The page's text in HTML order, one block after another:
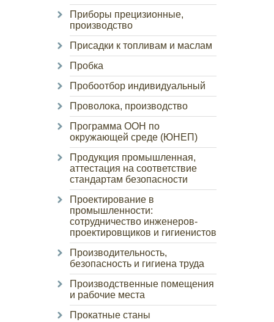
Приборы прецизионные,
производство
Присадки к топливам и маслам
Пробка
Пробоотбор индивидуальный
Проволока, производство
Программа ООН по
окружающей среде (ЮНЕП)
Продукция промышленная,
аттестация на соответствие
стандартам безопасности
Проектирование в
промышленности:
сотрудничество инженеров-
проектировщиков и гигиенистов
Производительность,
безопасность и гигиена труда
Производственные помещения
и рабочие места
Прокатные станы